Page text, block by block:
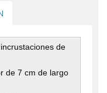
de
de 7 cm de largo